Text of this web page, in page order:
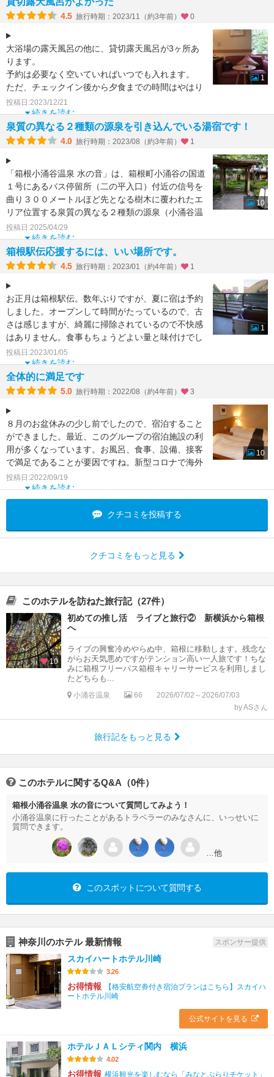
4.5 旅行時期：2023/11（約3年前） 0
大浴場の露天風呂の他に、貸切露天風呂が3ヶ所あ
ります。
予約は必要なく空いていればいつでも入れます。
ただ、チェックイン後から夕食までの時間はやはり
人気のようで、私が行った時にはすでに3ヶ所全て
利
続きを読む
投稿日:2023/12/21
1
泉質の異なる２種類の源泉を引き込んでいる湯宿です！
4.0 旅行時期：2023/08（約3年前） 1
「箱根小涌谷温泉 水の音」は、箱根町小涌谷の国道
１号にあるバス停留所（二の平入口）付近の信号を
曲り３００メートルほど先となる樹木に覆われたエ
リア位置する泉質の異なる２種類の源泉（小涌谷温
泉・宮ノ下温泉
続きを読む
投稿日:2025/04/29
10
箱根駅伝応援するには、いい場所です。
4.5 旅行時期：2023/01（約4年前） 1
お正月は箱根駅伝。数年ぶりですが、夏に宿は予約
しました。オープンして時間がたっているので、古
さは感じますが、綺麗に掃除されているので不快感
はありません。食事もちょうどよい量と味付けでし
た。冬の宿泊には
続きを読む
投稿日:2023/01/05
1
全体的に満足です
5.0 旅行時期：2022/08（約4年前） 3
８月のお盆休みの少し前でしたので、宿泊すること
ができました。最近、このグループの宿泊施設の利
用が多くなっています。お風呂、食事、設備、接客
で満足であることが要因ですね。新型コロナで海外
旅行が不可になっ
続きを読む
投稿日:2022/09/19
10
クチコミを投稿する
クチコミをもっと見る
このホテルを訪ねた旅行記（27件）
10
初めての推し活 ライブと旅行② 新横浜から箱根
へ
ライブの興奮冷めやらぬ中、箱根に移動します。残念な
がらお天気悪めですがテンション高い一人旅です！ちな
みに箱根フリーパス箱根キャリーサービスを利用しまし
たどちらも...
小涌谷温泉 66
2026/07/02～2026/07/03
by ASさん
旅行記をもっと見る
このホテルに関するQ&A（0件）
箱根小涌谷温泉 水の音について質問してみよう！
小涌谷温泉に行ったことがあるトラベラーのみなさんに、いっせいに
質問できます。
…他
このスポットについて質問する
神奈川のホテル 最新情報 スポンサー提供
スカイハートホテル川崎
3.26
お得情報
【格安航空券付き宿泊プランはこちら】スカイハ
ートホテル川崎
公式サイトを見る
ホテルＪＡＬシティ関内 横浜
4.02
お得情報 横浜観光を楽しむなら「みなとぶらりチケット」